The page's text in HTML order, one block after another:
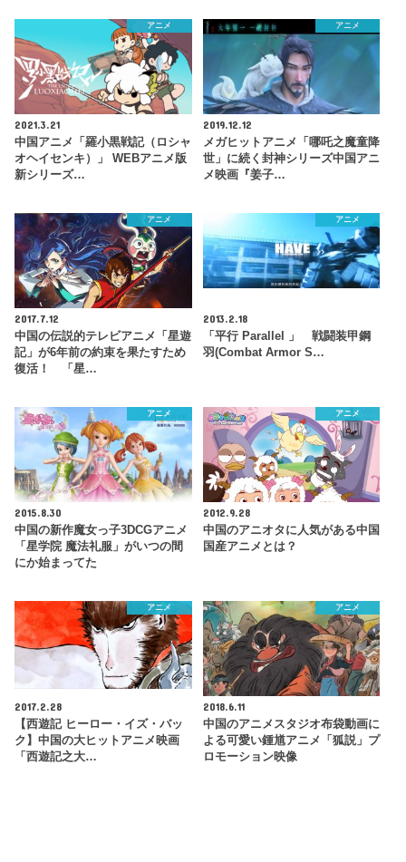
アニメ
2021.3.21
中国アニメ「羅小黒戦記（ロシャ
オヘイセンキ）」 WEBアニメ版
新シリーズ…
アニメ
2019.12.12
メガヒットアニメ「哪吒之魔童降
世」に続く封神シリーズ中国アニ
メ映画『姜子…
アニメ
2017.7.12
中国の伝説的テレビアニメ「星遊
記」が6年前の約束を果たすため
復活！ 「星…
アニメ
2013.2.18
「平行 Parallel 」 戦闘装甲鋼
羽(Combat Armor S…
アニメ
2015.8.30
中国の新作魔女っ子3DCGアニメ
「星学院 魔法礼服」がいつの間
にか始まってた
アニメ
2012.9.28
中国のアニオタに人気がある中国
国産アニメとは？
アニメ
2017.2.28
【西遊記 ヒーロー・イズ・バッ
ク】中国の大ヒットアニメ映画
「西遊記之大…
アニメ
2018.6.11
中国のアニメスタジオ布袋動画に
よる可愛い鍾馗アニメ「狐説」プ
ロモーション映像